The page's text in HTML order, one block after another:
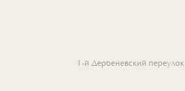
1-й Дербеневский переулок